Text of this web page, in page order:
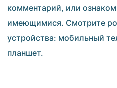
комментарий, или
имеющимися. Смотрите
устройства: мобильный
планшет.